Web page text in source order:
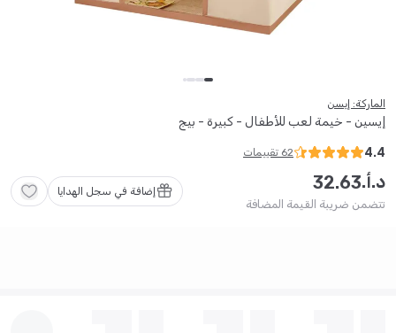
الماركة: إيسن
إيسين - خيمة لعب للأطفال - كبيرة - بيج
4.4
62 تقييمات
د.أ. 32.63
تتضمن ضريبة القيمة المضافة
إضافة في سجل الهدايا